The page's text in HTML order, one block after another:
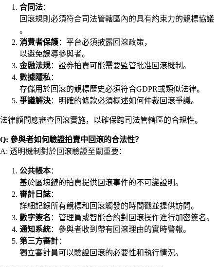
合同法：
回滾規則必須符合司法管轄區內的具有約束力的競標協議
。
消費者保護：平台必須披露回滾政策，
以避免誤導參與者。
金融法規：證券拍賣可能需要監管批准回滾機制。
數據隱私：
存儲用於回滾的競標歷史必須符合GDPR或類似法律。
爭議解決：明確的條款必須概述如何仲裁回滾爭議。
法律顧問應審查回滾實施，以確保跨司法管轄區的合規性。
Q: 參與者如何驗證拍賣中回滾的合法性？
A: 透明機制對於回滾驗證至關重要：
公共帳本：
基於區塊鏈的拍賣提供回滾事件的不可變證明。
審計日誌：
詳細記錄所有競標和回滾觸發的時間戳並提供訪問。
數字簽名 ：管理員或智能合約對回滾操作進行加密簽名。
通知系統：參與者收到帶有回滾理由的實時警報。
第三方審計：
獨立審計員可以驗證回滾的必要性和執行情況。